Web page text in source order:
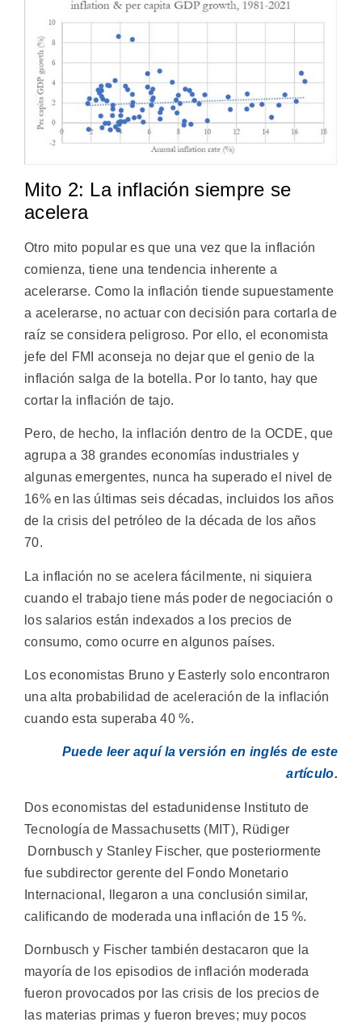
Mito 2: La inflación siempre se
acelera
Otro mito popular es que una vez que la inflación
comienza, tiene una tendencia inherente a
acelerarse. Como la inflación tiende supuestamente
a acelerarse, no actuar con decisión para cortarla de
raíz se considera peligroso. Por ello, el economista
jefe del FMI aconseja no dejar que el genio de la
inflación salga de la botella. Por lo tanto, hay que
cortar la inflación de tajo.
Pero, de hecho, la inflación dentro de la OCDE, que
agrupa a 38 grandes economías industriales y
algunas emergentes, nunca ha superado el nivel de
16% en las últimas seis décadas, incluidos los años
de la crisis del petróleo de la década de los años
70.
La inflación no se acelera fácilmente, ni siquiera
cuando el trabajo tiene más poder de negociación o
los salarios están indexados a los precios de
consumo, como ocurre en algunos países.
Los economistas Bruno y Easterly solo encontraron
una alta probabilidad de aceleración de la inflación
cuando esta superaba 40 %.
Puede leer aquí la versión en inglés de este
artículo.
Dos economistas del estadunidense Instituto de
Tecnología de Massachusetts (MIT), Rüdiger
Dornbusch y Stanley Fischer, que posteriormente
fue subdirector gerente del Fondo Monetario
Internacional, llegaron a una conclusión similar,
calificando de moderada una inflación de 15 %.
Dornbusch y Fischer también destacaron que la
mayoría de los episodios de inflación moderada
fueron provocados por las crisis de los precios de
las materias primas y fueron breves; muy pocos